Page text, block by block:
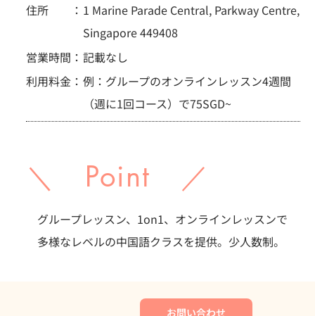
住所 ： 1 Marine Parade Central, Parkway Centre,
Singapore 449408
営業時間： 記載なし
利用料金： 例：グループのオンラインレッスン4週間
（週に1回コース）で75SGD~
＼ Point ／
グループレッスン、1on1、オンラインレッスンで
多様なレベルの中国語クラスを提供。少人数制。
お問い合わせ